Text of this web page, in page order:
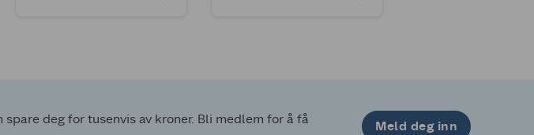
deg for tusenvis av kroner. Bli medlem for å få
Meld deg inn